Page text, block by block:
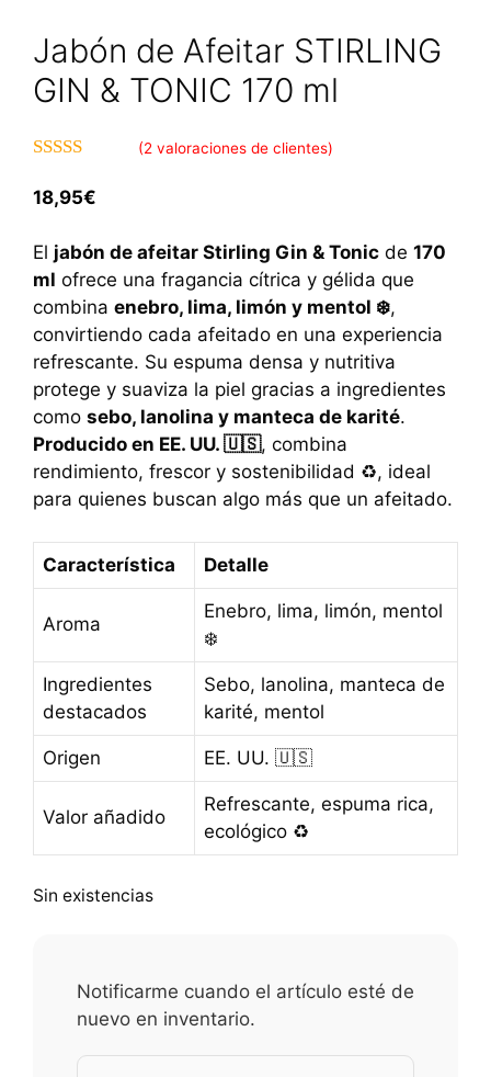
Jabón de Afeitar STIRLING
GIN & TONIC 170 ml
(2 valoraciones de clientes)
18,95€
El jabón de afeitar Stirling Gin & Tonic de 170
ml ofrece una fragancia cítrica y gélida que
combina enebro, lima, limón y mentol ❄️,
convirtiendo cada afeitado en una experiencia
refrescante. Su espuma densa y nutritiva
protege y suaviza la piel gracias a ingredientes
como sebo, lanolina y manteca de karité.
Producido en EE. UU. 🇺🇸, combina
rendimiento, frescor y sostenibilidad ♻️, ideal
para quienes buscan algo más que un afeitado.
Característica Detalle
Aroma
Enebro, lima, limón, mentol
❄️
Ingredientes
destacados
Sebo, lanolina, manteca de
karité, mentol
Origen EE. UU. 🇺🇸
Valor añadido
Refrescante, espuma rica,
ecológico ♻️
Sin existencias
Notificarme cuando el artículo esté de
nuevo en inventario.